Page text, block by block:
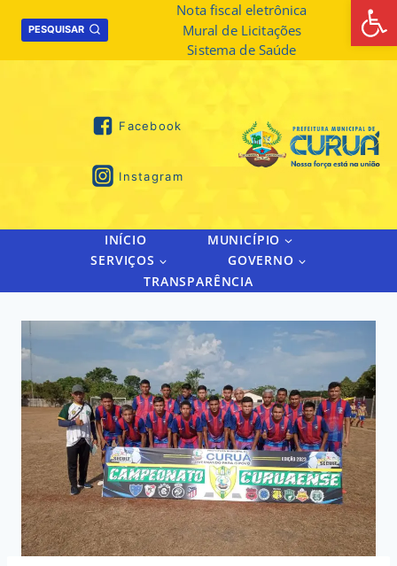
PESQUISAR
Nota fiscal eletrônica
Mural de Licitações
Sistema de Saúde
Facebook
Instagram
INÍCIO
MUNICÍPIO
SERVIÇOS
GOVERNO
TRANSPARÊNCIA